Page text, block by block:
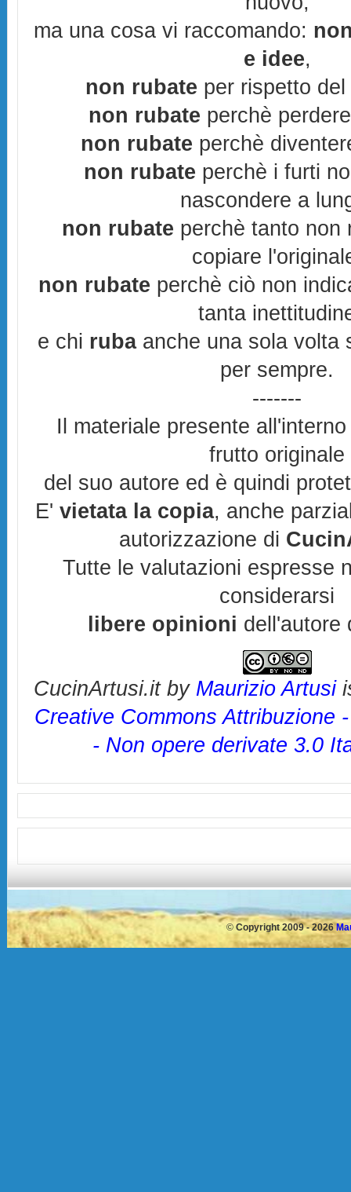
ma una cosa vi raccomando:
e idee,
non rubate per rispetto
non rubate perchè
non rubate perchè
non rubate perchè i furti
nascondere a
non rubate perchè tanto non
copiare
non rubate perchè ciò non
tanta
e chi rubaanche una sola volta
per sempre.
-------
Il materiale presente
frutto originale
del suo autore ed è quindi
E'vietata la copia, anche
autorizzazione di
Tutte le valutazioni espresse
considerarsi
libere opinioni dell'autore
CucinArtusi.itby Maurizio Artusi
Creative Commons Attribuzione
- Non opere derivate 3.0
© Copyright 2009 - 2026